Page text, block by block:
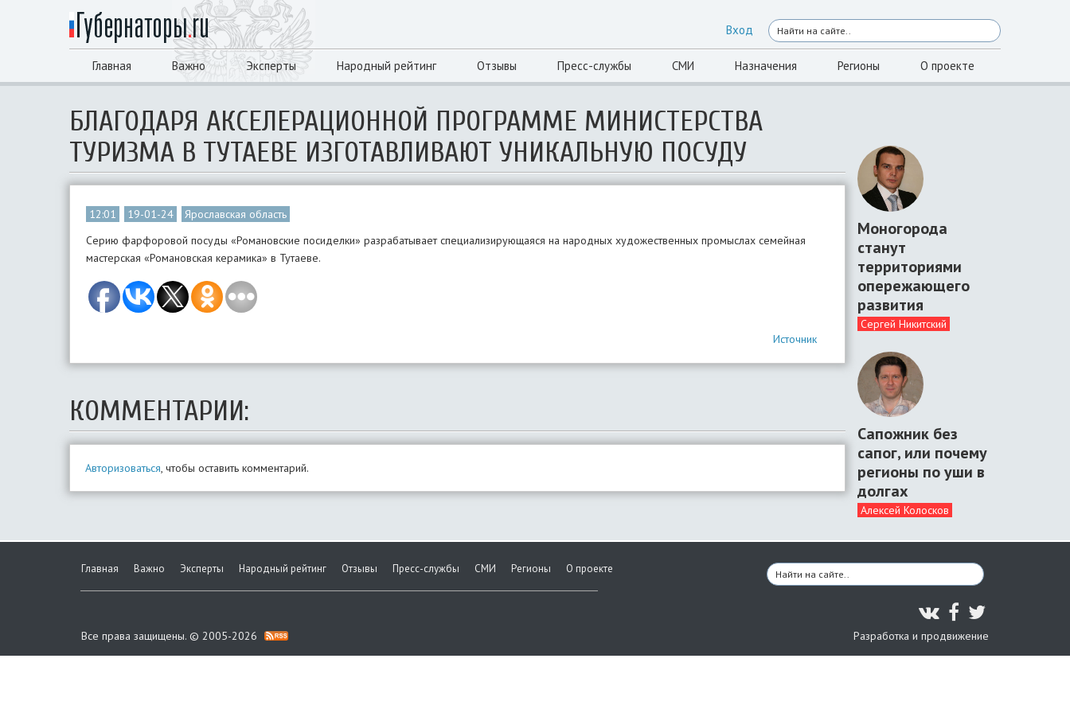
Вход
Главная Важно Эксперты Народный рейтинг Отзывы Пресс-службы СМИ Назначения Регионы О проекте
БЛАГОДАРЯ АКСЕЛЕРАЦИОННОЙ ПРОГРАММЕ МИНИСТЕРСТВА
ТУРИЗМА В ТУТАЕВЕ ИЗГОТАВЛИВАЮТ УНИКАЛЬНУЮ ПОСУДУ
12:01 19-01-24
Ярославская область
Серию фарфоровой посуды «Романовские посиделки» разрабатывает специализирующаяся на народных художественных промыслах семейная
мастерская «Романовская керамика» в Тутаеве.
Источник
КОММЕНТАРИИ:
Авторизоваться, чтобы оставить комментарий.
Моногорода
станут
территориями
опережающего
развития
Сергей Никитский
Сапожник без
сапог, или почему
регионы по уши в
долгах
Алексей Колосков
Главная Важно Эксперты Народный рейтинг Отзывы Пресс-службы СМИ Регионы О проекте
Все права защищены. © 2005-2026 Разработка и продвижение